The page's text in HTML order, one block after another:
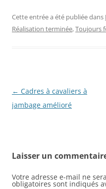
Cette entrée a été publiée dans
Réalisation terminée,Toujours
Navigation
des
← Cadres à cavaliers à
jambage amélioré
Laisser un
Votre adresse e-mail ne
obligatoires sont indiqués